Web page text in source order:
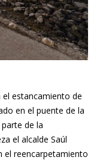
estancamiento de
en el puente de la
de la
el alcalde Saúl
el reencarpetamiento